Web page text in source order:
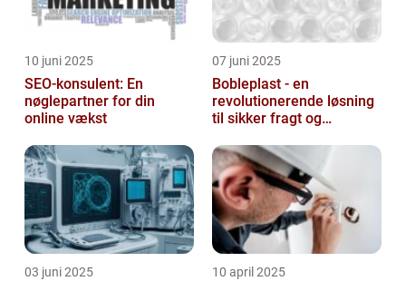
10 juni 2025
SEO-konsulent: En
nøglepartner for din
online vækst
07 juni 2025
Bobleplast - en
revolutionerende løsning
til sikker fragt og
03 juni 2025 10 april 2025